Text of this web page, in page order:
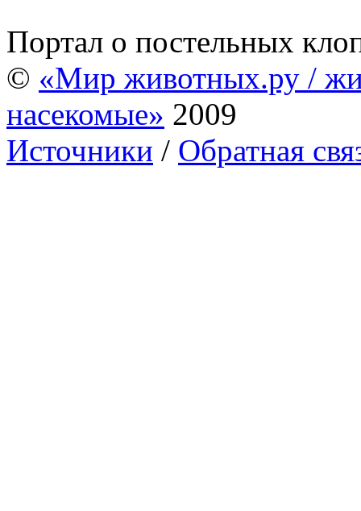
Портал о постельных
© «Мир животных.ру /
насекомые» 2009
Источники / Обратная